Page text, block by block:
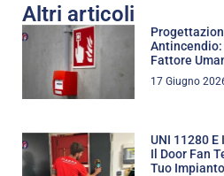
Altri articoli
Antincendio:
Fattore
17 Giugno
UNI 11280
Il Door Fan
Tuo